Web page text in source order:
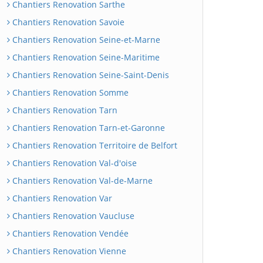
Chantiers Renovation Sarthe
Chantiers Renovation Savoie
Chantiers Renovation Seine-et-Marne
Chantiers Renovation Seine-Maritime
Chantiers Renovation Seine-Saint-Denis
Chantiers Renovation Somme
Chantiers Renovation Tarn
Chantiers Renovation Tarn-et-Garonne
Chantiers Renovation Territoire de Belfort
Chantiers Renovation Val-d'oise
Chantiers Renovation Val-de-Marne
Chantiers Renovation Var
Chantiers Renovation Vaucluse
Chantiers Renovation Vendée
Chantiers Renovation Vienne